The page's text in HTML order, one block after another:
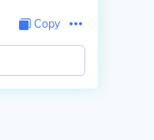
Copy